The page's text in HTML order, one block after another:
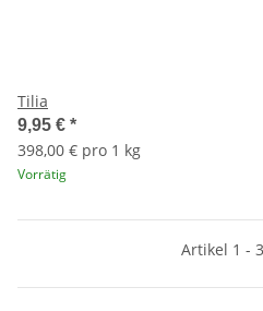
Tilia
9,95 € *
398,00 € pro 1 kg
Vorrätig
Artikel 1 -